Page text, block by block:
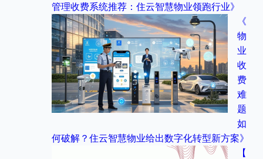
管理收费系统推荐：住云智慧物业领跑行业》
《
物
业
收
费
难
题
如
何破解？住云智慧物业给出数字化转型新方案》
【